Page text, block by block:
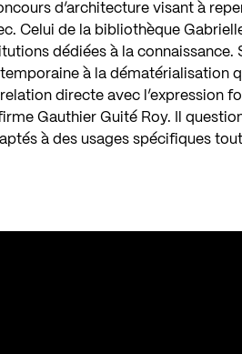
d’architecture visant à
Celui de la bibliothèque
dédiées à la connaissance.
à la dématérialisation
directe avec l’expression
Gauthier Guité Roy. Il
à des usages spécifiques